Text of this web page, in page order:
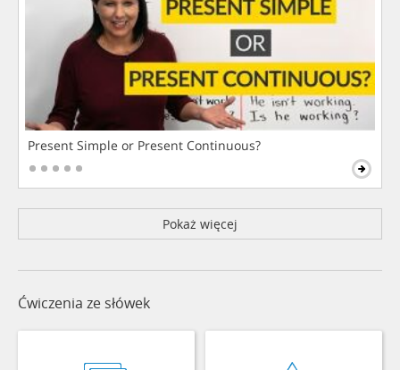
Present Simple or Present Continuous?
Pokaż więcej
Ćwiczenia ze słówek